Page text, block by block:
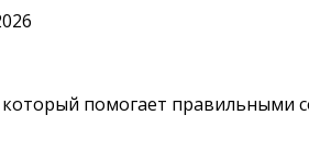
помогает правильными